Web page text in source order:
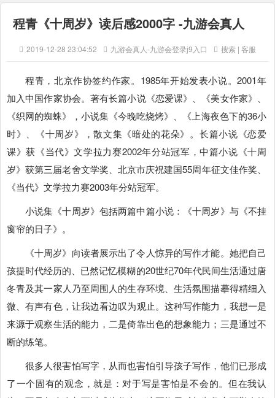
程青《十周岁》读后感2000字 -九游会真人
2019-12-28 23:04:52 九游会真人-九游会登录j9入口 搜索 | 客服
程青，北京作协签约作家。1985年开始发表小说。2001年
加入中国作家协会。著有长篇小说《恋爱课》、《美女作家》、
《织网的蜘蛛》，小说集《今晚吃烧烤》、《上海夜色下的36小
时》、《十周岁》，散文集《暗处的花朵》。长篇小说《恋爱
课》获《当代》文学拉力赛2002年分站冠军，中篇小说《十周
岁》获第三届老舍文学奖、北京市庆祝建国55周年征文佳作奖、
《当代》文学拉力赛2003年分站冠军。
小说集《十周岁》包括两篇中篇小说：《十周岁》与《不挂
窗帘的日子》。
《十周岁》向读者展示出了令人惊异的写作才能。她把自己
孩提时代经历的、已然记忆模糊的20世纪70年代民间生活通过唐
冬青及其一家人乃至周围人的生存环境、生活氛围描摹得精细入
微、有声有色，让我边看边叹为观止。这种写作能力，我想一是
来源于观察生活的能力，二是倚靠出色的想象能力；三是通过不
断的练笔。
很多人很害怕写字，从而也害怕引导孩子写作，他们已形成
了一个固有的观念，就是：对于写是害怕是不会的。但在我认